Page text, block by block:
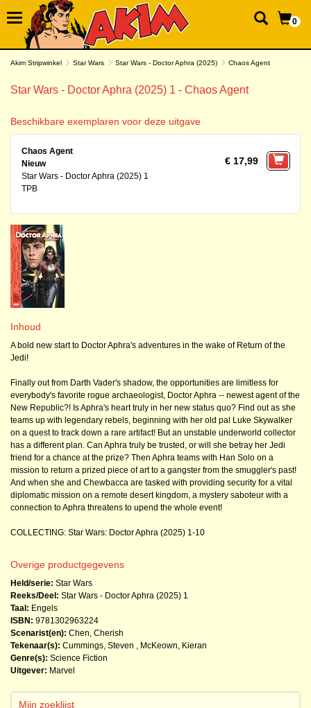
0
Akim Stripwinkel Star Wars Star Wars - Doctor Aphra (2025) Chaos Agent
Star Wars - Doctor Aphra (2025) 1 - Chaos Agent
Beschikbare exemplaren voor deze uitgave
Chaos Agent
Nieuw
Star Wars - Doctor Aphra (2025) 1
TPB
€ 17,99
Inhoud
A bold new start to Doctor Aphra's adventures in the wake of Return of the
Jedi!
Finally out from Darth Vader's shadow, the opportunities are limitless for
everybody's favorite rogue archaeologist, Doctor Aphra -- newest agent of the
New Republic?! Is Aphra's heart truly in her new status quo? Find out as she
teams up with legendary rebels, beginning with her old pal Luke Skywalker
on a quest to track down a rare artifact! But an unstable underworld collector
has a different plan. Can Aphra truly be trusted, or will she betray her Jedi
friend for a chance at the prize? Then Aphra teams with Han Solo on a
mission to return a prized piece of art to a gangster from the smuggler's past!
And when she and Chewbacca are tasked with providing security for a vital
diplomatic mission on a remote desert kingdom, a mystery saboteur with a
connection to Aphra threatens to upend the whole event!
COLLECTING: Star Wars: Doctor Aphra (2025) 1-10
Overige productgegevens
Held/serie: Star Wars
Reeks/Deel: Star Wars - Doctor Aphra (2025) 1
Taal: Engels
ISBN: 9781302963224
Scenarist(en): Chen, Cherish
Tekenaar(s): Cummings, Steven , McKeown, Kieran
Genre(s): Science Fiction
Uitgever: Marvel
Mijn zoeklijst